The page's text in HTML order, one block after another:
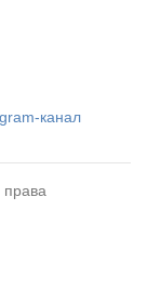
канал